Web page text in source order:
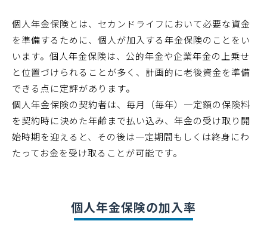
個人年金保険とは、セカンドライフにおいて必要な資金
を準備するために、個人が加入する年金保険のことをい
います。個人年金保険は、公的年金や企業年金の上乗せ
と位置づけられることが多く、計画的に老後資金を準備
できる点に定評があります。
個人年金保険の契約者は、毎月（毎年）一定額の保険料
を契約時に決めた年齢まで払い込み、年金の受け取り開
始時期を迎えると、その後は一定期間もしくは終身にわ
たってお金を受け取ることが可能です。
個人年金保険の加入率